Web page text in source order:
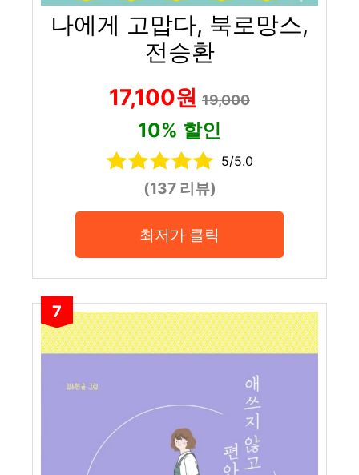
나에게 고맙다, 북로망스,
전승환
17,100원 19,000
10% 할인
5/5.0
(137 리뷰)
최저가 클릭
7